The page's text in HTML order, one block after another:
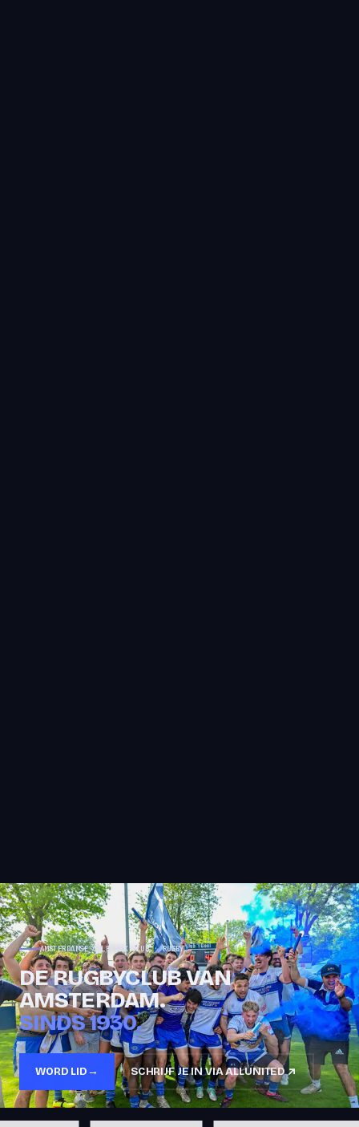
AMSTERDAMSE ATLETIEK CLUB · RUGBY
DE RUGBYCLUB VAN
AMSTERDAM.
SINDS 1930.
WORD LID→ SCHRIJF JE IN VIA ALLUNITED